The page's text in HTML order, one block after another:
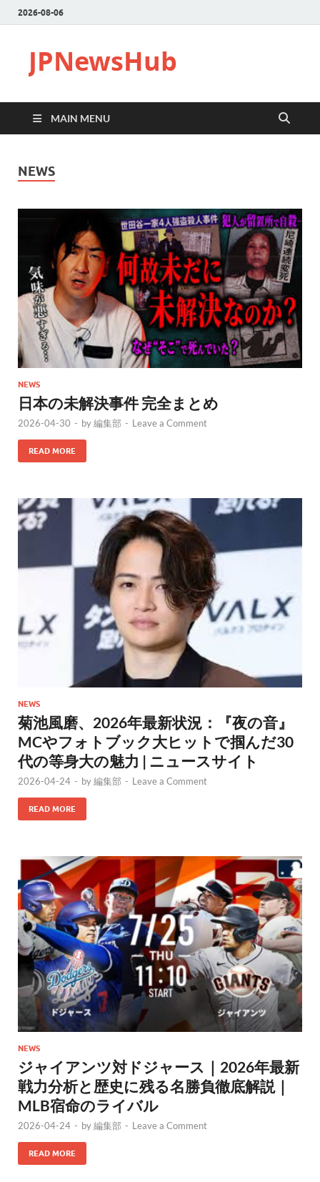
2026-08-06
JPNewsHub
MAIN MENU
NEWS
NEWS
日本の未解決事件 完全まとめ
2026-04-30 - by編集部 - Leave a Comment
READ MORE
NEWS
菊池風磨、2026年最新状況：『夜の音』
MCやフォトブック大ヒットで掴んだ30
代の等身大の魅力 | ニュースサイト
2026-04-24 - by編集部 - Leave a Comment
READ MORE
NEWS
ジャイアンツ対ドジャース｜2026年最新
戦力分析と歴史に残る名勝負徹底解説｜
MLB宿命のライバル
2026-04-24 - by編集部 - Leave a Comment
READ MORE